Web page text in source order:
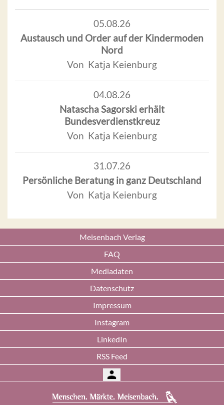
05.08.26
Austausch und Order auf der Kindermoden
Nord
Von Katja Keienburg
04.08.26
Natascha Sagorski erhält
Bundesverdienstkreuz
Von Katja Keienburg
31.07.26
Persönliche Beratung in ganz Deutschland
Von Katja Keienburg
Meisenbach Verlag
FAQ
Mediadaten
Datenschutz
Impressum
Instagram
LinkedIn
RSS Feed